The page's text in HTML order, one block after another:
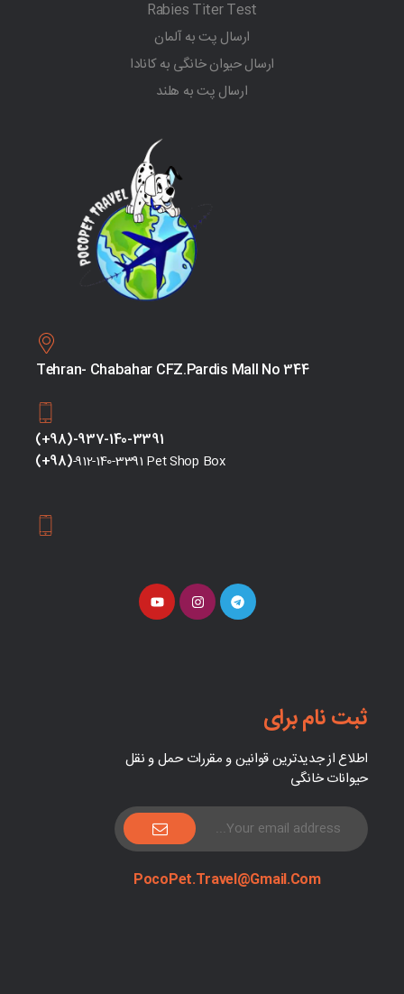
Rabies Titer Test
ارسال پت به آلمان
ارسال حیوان خانگی به کانادا
ارسال پت به هلند
Tehran- Chabahar CFZ.Pardis Mall No 344
(+98)-937-140-3391
(+98)-912-140-3391 Pet Shop Box
ثبت نام برای
اطلاع از جدیدترین قوانین و مقررات حمل و نقل
حیوانات خانگی
PocoPet.Travel@Gmail.com